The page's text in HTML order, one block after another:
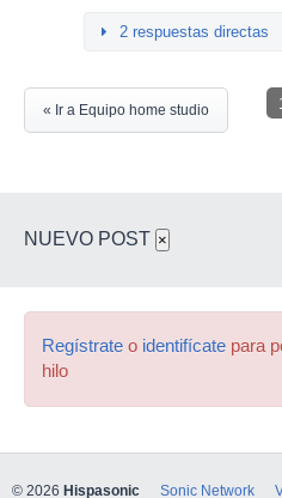
2 respuestas directas
« Ir a Equipo home studio
NUEVO POST ×
Regístrate o identifícate para
hilo
© 2026 Hispasonic Sonic Network